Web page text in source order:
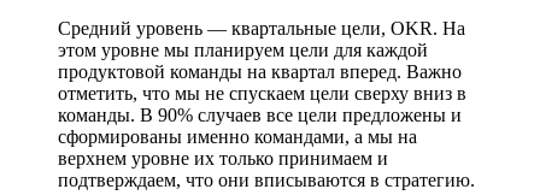
Средний уровень — квартальные цели, OKR. На
этом уровне мы планируем цели для каждой
продуктовой команды на квартал вперед. Важно
отметить, что мы не спускаем цели сверху вниз в
команды. В 90% случаев все цели предложены и
сформированы именно командами, а мы на
верхнем уровне их только принимаем и
подтверждаем, что они вписываются в стратегию.